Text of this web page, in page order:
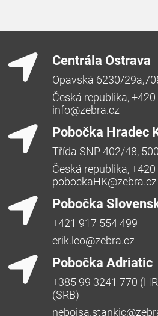
Centrála Ostrava
Opavská 6230/
Česká republika,
info@zebra.cz
Pobočka Hradec
Třída SNP 402/48,
Česká republika,
pobockaHK@zebra.cz
Pobočka
+421 917 554 499
erik.leo@zebra.cz
Pobočka Adriatic
+385 99 3241 770
(SRB)